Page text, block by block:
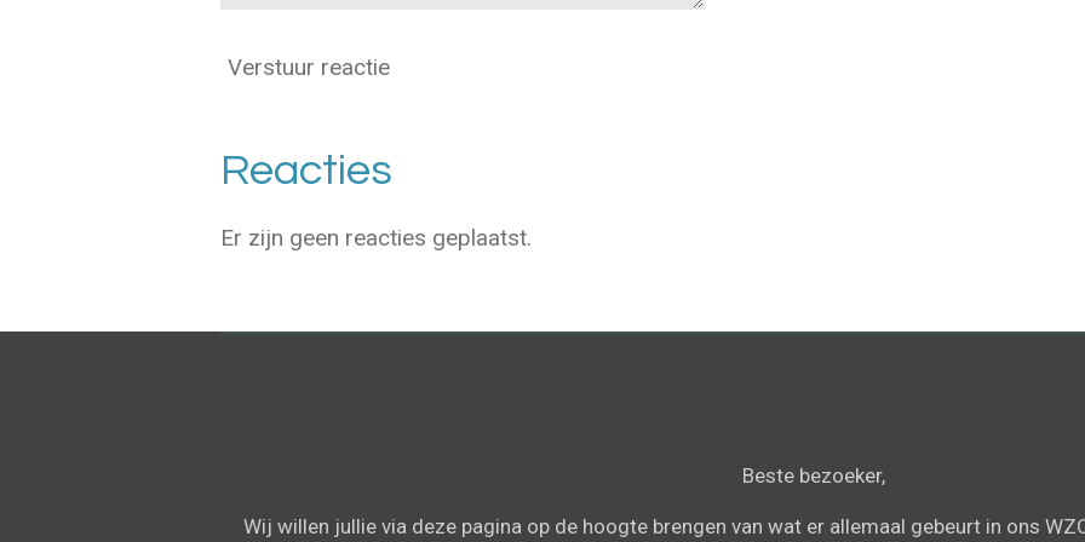
Verstuur reactie
Reacties
Er zijn geen reacties geplaatst.
Beste bezoeker,
Wij willen jullie via deze pagina op de hoogte brengen van wat er allemaal gebeurt in ons